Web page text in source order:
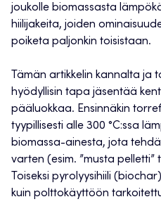
joukolle biomassasta
hiilijakeita, joiden
poiketa paljonkin toisistaan.
Tämän artikkelin kannalta ja
hyödyllisin tapa jäsentää
pääluokkaa. Ensinnäkin
tyypillisesti alle 300 °C:ssa
biomassa-ainesta, jota
varten (esim. ”musta pelletti”
Toiseksi pyrolyysihiili
kuin polttokäyttöön